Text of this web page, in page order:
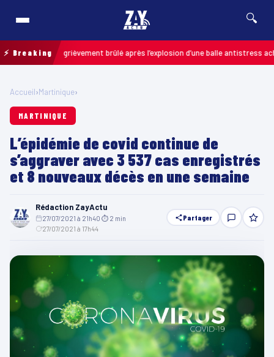
🔍
⚡ Breaking
enfant grièvement brûlé après l’explosion d’une balle antistress achetée
Accueil›Martinique›
MARTINIQUE
L’épidémie de covid continue de
s’aggraver avec 3 537 cas enregistrés
et 8 nouveaux décès en une semaine
Rédaction ZayActu
27/07/2021 à 21h40 ⏱ 2 min
27/07/2021 à 17h44
Partager